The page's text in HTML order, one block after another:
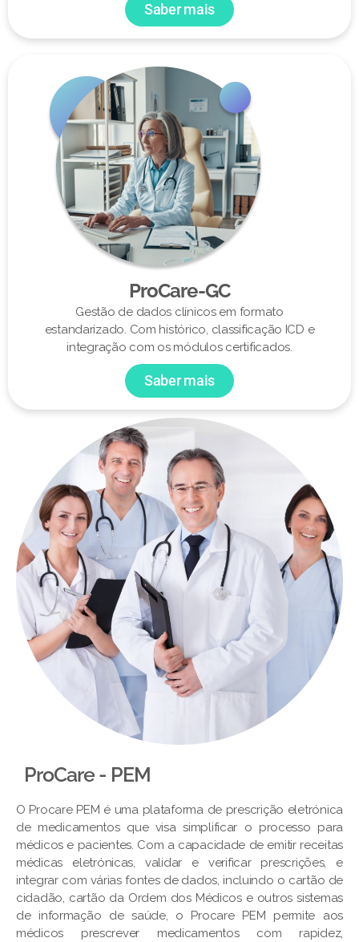
Saber mais
ProCare-GC
Gestão de dados clínicos em formato
estandarizado. Com histórico, classificação ICD e
integração com os módulos certificados.
Saber mais
ProCare - PEM​
O Procare PEM é uma plataforma de prescrição eletrónica
de medicamentos que visa simplificar o processo para
médicos e pacientes. Com a capacidade de emitir receitas
médicas eletrónicas, validar e verificar prescrições, e
integrar com várias fontes de dados, incluindo o cartão de
cidadão, cartão da Ordem dos Médicos e outros sistemas
de informação de saúde, o Procare PEM permite aos
médicos prescrever medicamentos com rapidez,